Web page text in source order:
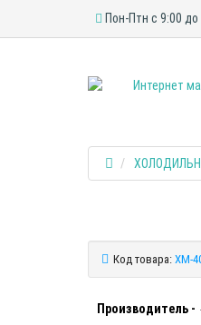
Пон-Птн с 9:00
Код товара: XM-
Производитель -